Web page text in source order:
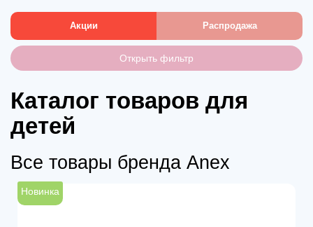
Акции Распродажа
Открыть фильтр
Каталог товаров для
детей
Все товары бренда Anex
Новинка